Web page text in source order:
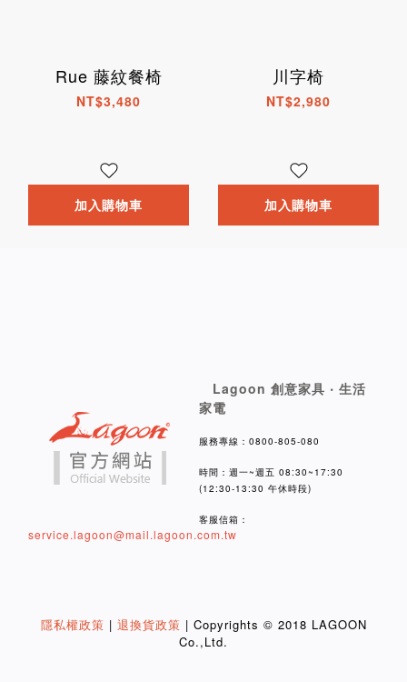
Rue 藤紋餐椅
NT$3,480
加入購物車
川字椅
NT$2,980
加入購物車
Lagoon 創意家具 ‧ 生活
家電
服務專線：0800-805-080
時間：週一~週五 08:30~17:30
(12:30-13:30 午休時段)
客服信箱：
service.lagoon@mail.lagoon.com.tw
隱私權政策 | 退換貨政策 | Copyrights © 2018 LAGOON
Co.,Ltd.